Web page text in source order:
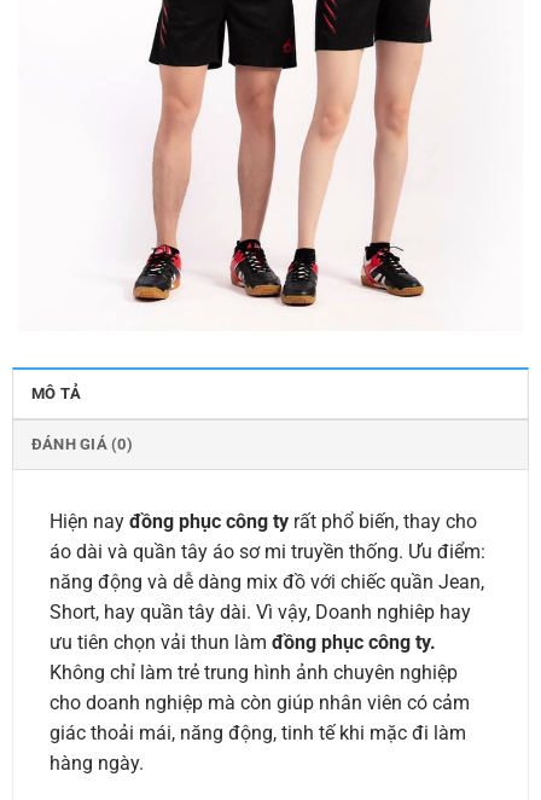
MÔ TẢ
ĐÁNH GIÁ (0)
Hiện nay đồng phục công tyrất phổ biến, thay cho
áo dài và quần tây áo sơ mi truyền thống. Ưu điểm:
năng động và dễ dàng mix đồ với chiếc quần Jean,
Short, hay quần tây dài. Vì vậy, Doanh nghiêp hay
ưu tiên chọn vải thun làm đồng phục công ty.
Không chỉ làm trẻ trung hình ảnh chuyên nghiệp
cho doanh nghiệp mà còn giúp nhân viên có cảm
giác thoải mái, năng động, tinh tế khi mặc đi làm
hàng ngày.